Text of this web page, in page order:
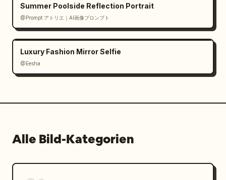
Summer Poolside Reflection Portrait
@Prompt アトリエ｜AI画像プロンプト
Luxury Fashion Mirror Selfie
@Eesha
Alle Bild-Kategorien